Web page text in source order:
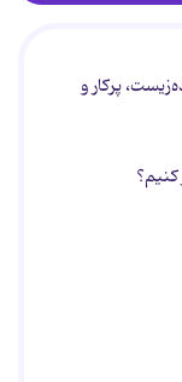
پرکار و